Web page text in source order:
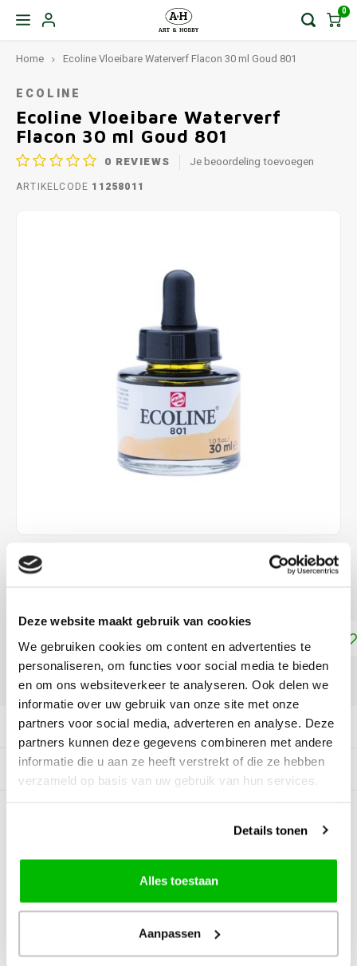
Deze website maakt gebruik van cookies
We gebruiken cookies om content en advertenties te
personaliseren, om functies voor social media te bieden
en om ons websiteverkeer te analyseren. Ook delen we
informatie over uw gebruik van onze site met onze
partners voor social media, adverteren en analyse. Deze
partners kunnen deze gegevens combineren met andere
informatie die u aan ze heeft verstrekt of die ze hebben
verzameld op basis van uw gebruik van hun services.
Details tonen
Alles toestaan
Aanpassen
0
Home Ecoline Vloeibare Waterverf Flacon 30 ml Goud 801
ECOLINE
Ecoline Vloeibare Waterverf
Flacon 30 ml Goud 801
0 REVIEWS Je beoordeling toevoegen
ARTIKELCODE 11258011
€9,45
Toevoegen aan winkelwagen
DELEN:
Productomschrijving
Gerelateerde producten
0Reviews